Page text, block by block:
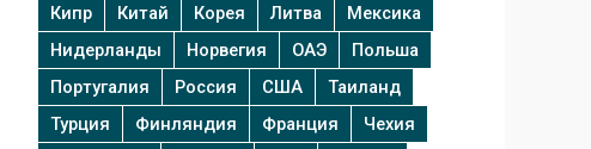
Кипр
Китай Корея Литва
Мексика
Нидерланды
Норвегия ОАЭ
Польша
Португалия
Россия США
Таиланд
Турция
Финляндия Франция
Чехия